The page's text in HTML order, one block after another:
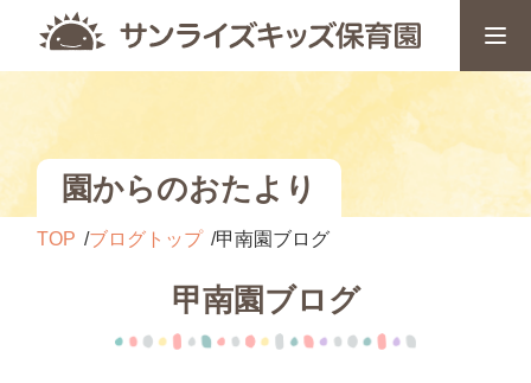
園からのおたより
TOP ブログトップ 甲南園ブログ
甲南園ブログ